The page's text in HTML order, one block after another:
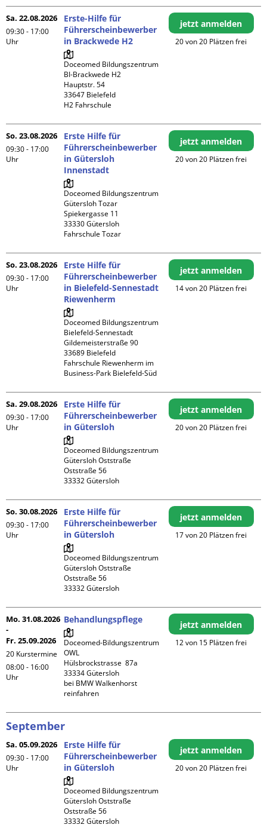
Sa. 22.08.2026
09:30 - 17:00
Uhr
Erste-Hilfe für
Führerscheinbewerber
in Brackwede H2
Doceomed Bildungszentrum
BI-Brackwede H2
Hauptstr. 54
33647 Bielefeld
H2 Fahrschule
jetzt anmelden
20 von 20 Plätzen frei
So. 23.08.2026
09:30 - 17:00
Uhr
Erste Hilfe für
Führerscheinbewerber
in Gütersloh
Innenstadt
Doceomed Bildungszentrum
Gütersloh Tozar
Spiekergasse 11
33330 Gütersloh
Fahrschule Tozar
jetzt anmelden
20 von 20 Plätzen frei
So. 23.08.2026
09:30 - 17:00
Uhr
Erste Hilfe für
Führerscheinbewerber
in Bielefeld-Sennestadt
Riewenherm
Doceomed Bildungszentrum
Bielefeld-Sennestadt
Gildemeisterstraße 90
33689 Bielefeld
Fahrschule Riewenherm im
Business-Park Bielefeld-Süd
jetzt anmelden
14 von 20 Plätzen frei
Sa. 29.08.2026
09:30 - 17:00
Uhr
Erste Hilfe für
Führerscheinbewerber
in Gütersloh
Doceomed Bildungszentrum
Gütersloh Oststraße
Oststraße 56
jetzt anmelden
20 von 20 Plätzen frei
So. 30.08.2026
09:30 - 17:00
Uhr
Erste Hilfe für
Führerscheinbewerber
in Gütersloh
Doceomed Bildungszentrum
Gütersloh Oststraße
Oststraße 56
jetzt anmelden
17 von 20 Plätzen frei
Mo. 31.08.2026
-
Fr. 25.09.2026
20 Kurstermine
08:00 - 16:00
Uhr
Behandlungspflege
Doceomed-Bildungszentrum
OWL
Hülsbrockstrasse  87a
33334 Gütersloh
bei BMW Walkenhorst
reinfahren
jetzt anmelden
12 von 15 Plätzen frei
September
Sa. 05.09.2026
09:30 - 17:00
Uhr
Erste Hilfe für
Führerscheinbewerber
in Gütersloh
Doceomed Bildungszentrum
Gütersloh Oststraße
Oststraße 56
jetzt anmelden
20 von 20 Plätzen frei